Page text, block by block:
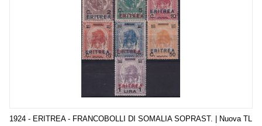
1924 - ERITREA - FRANCOBOLLI DI SOMALIA SOPRAST. | Nuova TL